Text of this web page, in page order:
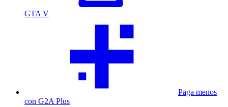
GTA V
Paga menos
con G2A Plus